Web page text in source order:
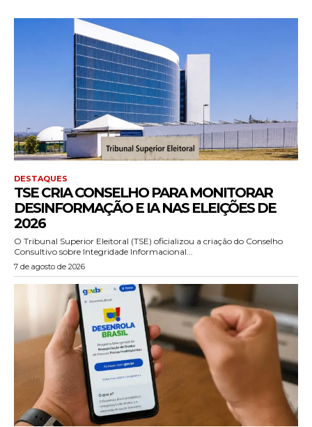
DESTAQUES
TSE CRIA CONSELHO PARA MONITORAR
DESINFORMAÇÃO E IA NAS ELEIÇÕES DE
2026
O Tribunal Superior Eleitoral (TSE) oficializou a criação do Conselho
Consultivo sobre Integridade Informacional...
7 de agosto de 2026